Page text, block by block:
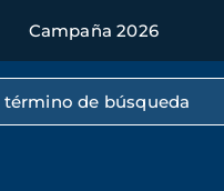
Campaña 2026
por texto completo